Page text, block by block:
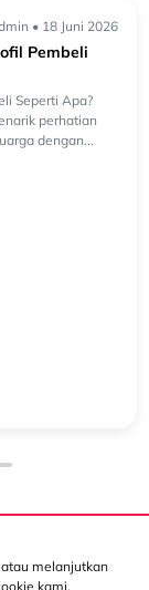
• 18 Juni 2026
melanjutkan
kami.